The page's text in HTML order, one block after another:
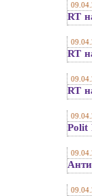
RT
RT
RT
Polit